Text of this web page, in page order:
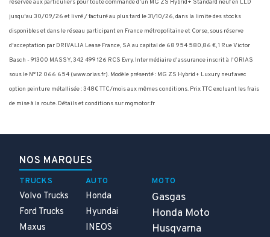
réservée aux particuliers pour toute commande d'un MG ZS Hybrid+ Standard neuf en LLD
jusqu'au 30/09/26 et livré / facturé au plus tard le 31/10/26, dans la limite des stocks
disponibles et dans le réseau participant en France métropolitaine et Corse, sous réserve
d'acceptation par DRIVALIA Lease France, SA au capital de 68 954 580,86 €, 1 Rue Victor
Basch - 91300 MASSY, 342 499 126 RCS Evry. Intermédiaire d'assurance inscrit à l'ORIAS
sous le N° 12 066 654 (www.orias.fr). Modèle présenté : MG ZS Hybrid+ Luxury neuf avec
option peinture métallisée : 348€ TTC/mois aux mêmes conditions. Prix TTC excluant les frais
de mise à la route. Détails et conditions sur mgmotor.fr
NOS MARQUES
TRUCKS
Volvo Trucks
Ford Trucks
Maxus
AUTO
Honda
Hyundai
INEOS
MOTO
Gasgas
Honda Moto
Husqvarna